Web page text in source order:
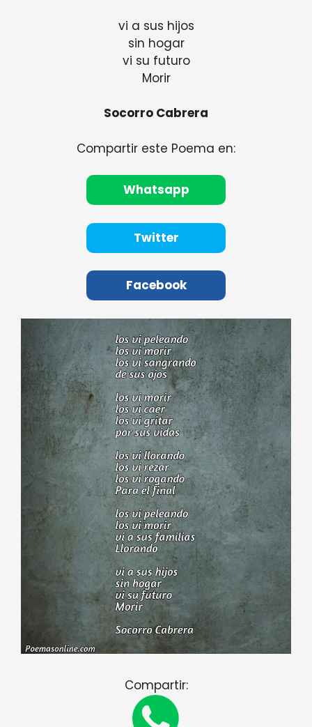
vi a sus hijos
sin hogar
vi su futuro
Morir
Socorro Cabrera
Compartir este Poema en:
Whatsapp
Twitter
Facebook
Compartir: